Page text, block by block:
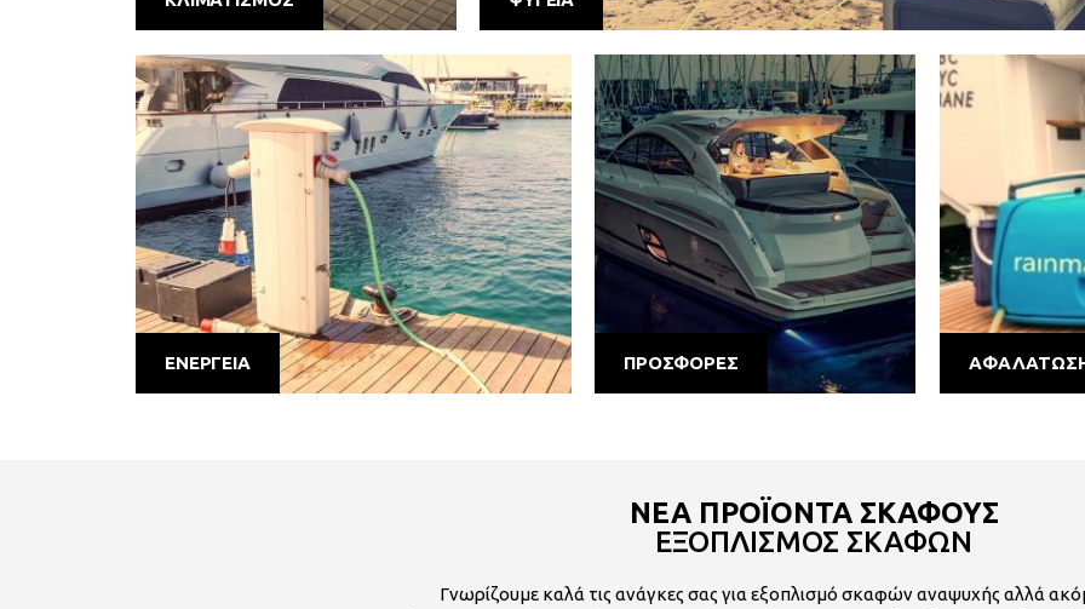
ΕΝΕΡΓΕΙΑ ΠΡΟΣΦΟΡΕΣ
ΝΕΑ ΠΡΟΪΟΝΤΑ ΣΚΑΦΟΥΣ
ΕΞΟΠΛΙΣΜΟΣ ΣΚΑΦΩΝ
Γνωρίζουμε καλά τις ανάγκες σας για εξοπλισμό σκαφών αναψυχής αλλά